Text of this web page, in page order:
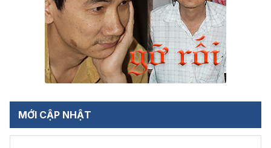
MỚI CẬP NHẬT